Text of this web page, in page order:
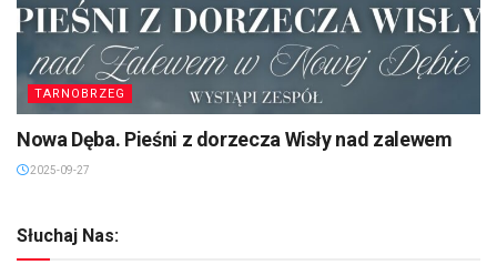
TARNOBRZEG
Nowa Dęba. Pieśni z dorzecza Wisły nad zalewem
2025-09-27
Słuchaj Nas: